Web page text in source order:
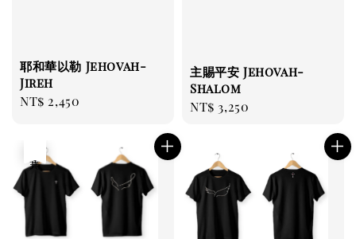
耶和華以勒 Jehovah-
Jireh
Regular
NT$ 2,450
主賜平安 Jehovah-
Shalom
Regular
NT$ 3,250